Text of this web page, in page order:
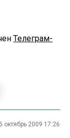
Телеграм-
октябрь 2009 17:26